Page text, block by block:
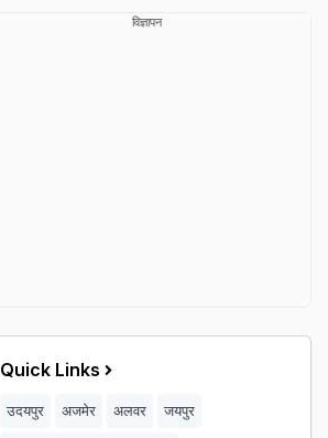
विज्ञापन
Quick Links
उदयपुर अजमेर अलवर जयपुर